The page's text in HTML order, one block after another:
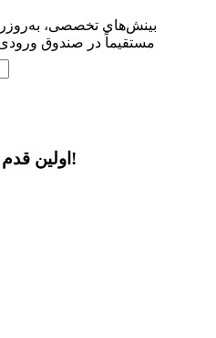
بینش‌های تخصصی،
مستقیماً در صندوق
اولین قدم به سوی کامیابی را بردارید!